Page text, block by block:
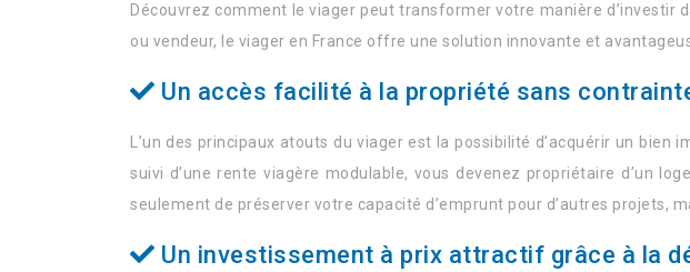
Découvrez comment le viager peut transformer votre manière d’investir
ou vendeur, le viager en France offre une solution innovante et
Un accès facilité à la propriété sans
L’un des principaux atouts du viager est la possibilité d’acquérir un
suivi d’une rente viagère modulable, vous devenez propriétaire d’un
seulement de préserver votre capacité d’emprunt pour d’autres projets,
Un investissement à prix attractif grâce à la